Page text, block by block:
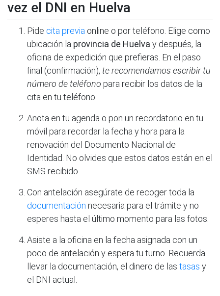
vez el DNI en Huelva
Pide cita previa online o por teléfono. Elige como
ubicación la provincia de Huelva y después, la
oficina de expedición que prefieras. En el paso
final (confirmación), te recomendamos escribir tu
número de teléfono para recibir los datos de la
cita en tu teléfono.
Anota en tu agenda o pon un recordatorio en tu
móvil para recordar la fecha y hora para la
renovación del Documento Nacional de
Identidad. No olvides que estos datos están en el
SMS recibido.
Con antelación asegúrate de recoger toda la
documentación necesaria para el trámite y no
esperes hasta el último momento para las fotos.
Asiste a la oficina en la fecha asignada con un
poco de antelación y espera tu turno. Recuerda
llevar la documentación, el dinero de las tasas y
el DNI actual.